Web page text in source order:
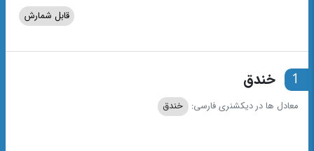
قابل شمارش
1 خندق
معادل ها در دیکشنری فارسی: خندق